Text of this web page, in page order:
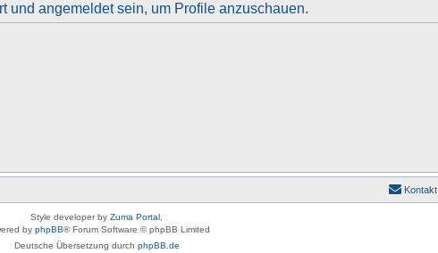
und angemeldet sein, um Profile anzuschauen.
Kontakt
Style developer by Zuma Portal,
by phpBB® Forum Software © phpBB Limited
Deutsche Übersetzung durch phpBB.de